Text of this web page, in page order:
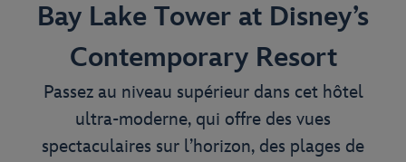
Bay Lake Tower at Disney’s
Contemporary Resort
Passez au niveau supérieur dans cet hôtel
ultra-moderne, qui offre des vues
spectaculaires sur l’horizon, des plages de